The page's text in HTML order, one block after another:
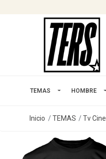
TEMAS HOMBRE
Inicio TEMAS Tv Cine